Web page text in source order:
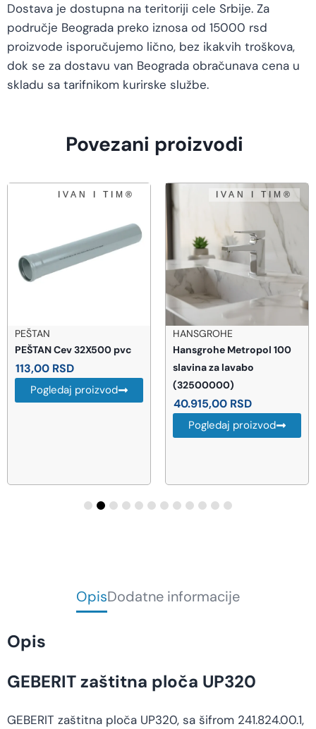
Dostava je dostupna na teritoriji cele Srbije. Za
područje Beograda preko iznosa od 15000 rsd
proizvode isporučujemo lično, bez ikakvih troškova,
dok se za dostavu van Beograda obračunava cena u
skladu sa tarifnikom kurirske službe.
Povezani proizvodi
HANSGROHE
Hansgrohe Metropol 100
slavina za lavabo
(32500000)
40.915,00RSD
PEŠTAN
PEŠTAN Cev 110X500 S N-4
SDR 41
513,00RSD
Pogledaj proizvod
OpisDodatne informacije
Opis
GEBERIT zaštitna ploča UP320
GEBERIT zaštitna ploča UP320, sa šifrom 241.824.00.1,